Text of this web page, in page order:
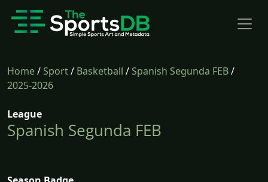
Home/Sport/ Basketball /Spanish Segunda FEB/
2025-2026
League
Spanish Segunda FEB